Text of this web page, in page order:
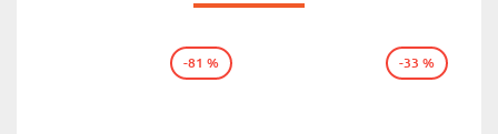
-81 % -33 %